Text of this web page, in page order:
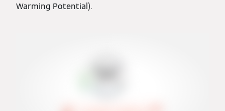
Warming Potential).